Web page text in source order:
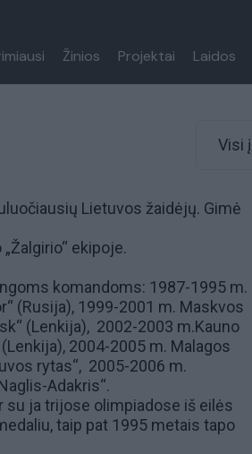
Žinios Projektai Laidos
Visi
Lietuvos žaidėjų. Gimė
ekipoje.
komandoms: 1987-1995 m.
(Rusija), 1999-2001 m. Maskvos
(Lenkija), 2002-2003 m.Kauno
2004-2005 m. Malagos
rytas“, 2005-2006 m.
Adakris“.
ja trijose olimpiadose iš eilės
taip pat 1995 metais tapo